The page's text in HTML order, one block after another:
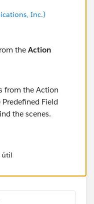
Inc.)
the Action
útil